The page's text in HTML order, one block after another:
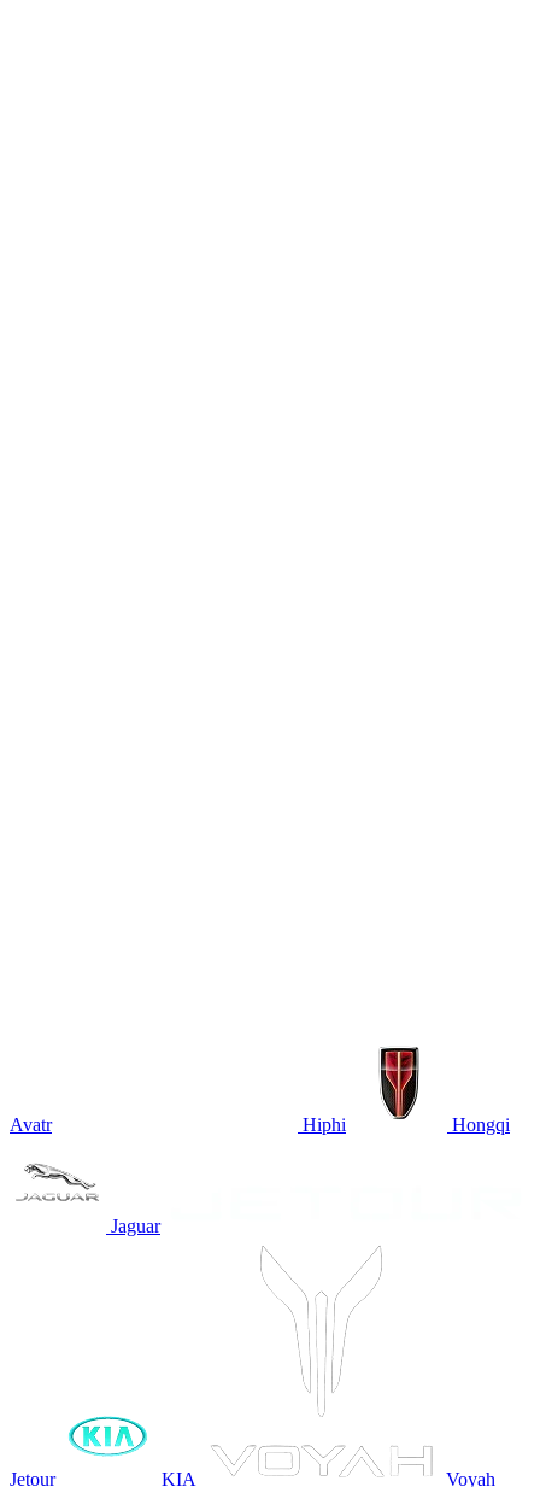
Avatr Hiphi Hongqi
Jaguar
Jetour KIA Voyah